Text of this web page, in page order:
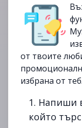
Течен перилен
Продукт означени
7.99лв.
от твоите
избрана от теб.
1. Напиши
който